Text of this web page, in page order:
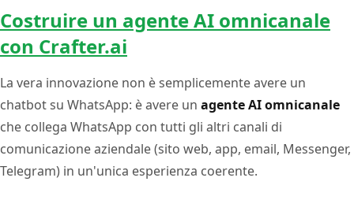
Costruire un agente AI omnicanale
con Crafter.ai
La vera innovazione non è semplicemente avere un
chatbot su WhatsApp: è avere un agente AI omnicanale
che collega WhatsApp con tutti gli altri canali di
comunicazione aziendale (sito web, app, email, Messenger,
Telegram) in un'unica esperienza coerente.